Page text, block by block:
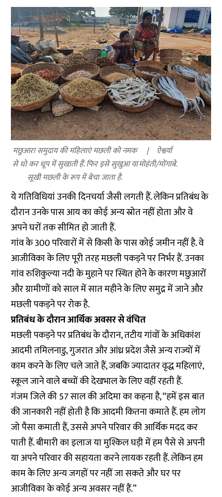
मछुआरा समुदाय की महिलाएं मछली को नमक
से धो कर धूप में सुखाती हैं. फिर इसे सुखुआ या
सूखी मछली के रूप में बेचा जाता है.
ऐश्वर्या
मोहंती/मोंगाबे.
ये गतिविधियां उनकी दिनचर्या जैसी लगती हैं. लेकिन प्रतिबंध के
दौरान उनके पास आय का कोई अन्य स्रोत नहीं होता और वे
अपने घरों तक सीमित हो जाती हैं.
गांव के 300 परिवारों में से किसी के पास कोई जमीन नहीं है. वे
आजीविका के लिए पूरी तरह मछली पकड़ने पर निर्भर हैं. उनका
गांव रुशिकुल्या नदी के मुहाने पर स्थित होने के कारण मछुआरों
और ग्रामीणों को साल में सात महीने के लिए समुद्र में जाने और
मछली पकड़ने पर रोक है.
प्रतिबंध के दौरान आर्थिक अवसर से वंचित
मछली पकड़ने पर प्रतिबंध के दौरान, तटीय गांवों के अधिकांश
आदमी तमिलनाडु, गुजरात और आंध्र प्रदेश जैसे अन्य राज्यों में
काम करने के लिए चले जाते हैं, जबकि ज्यादातर वृद्ध महिलाएं,
स्कूल जाने वाले बच्चों की देखभाल के लिए वहीं रहती हैं.
गंजम जिले की 57 साल की अदिमा का कहना है, “हमें इस बात
की जानकारी नहीं होती है कि आदमी कितना कमाते हैं. हम लोग
जो पैसा कमाती हैं, उससे अपने परिवार की आर्थिक मदद कर
पाती हैं. बीमारी का इलाज या मुश्किल घड़ी में हम पैसे से अपनी
या अपने परिवार की सहायता करने लायक रहती हैं. लेकिन हम
काम के लिए अन्य जगहों पर नहीं जा सकते और घर पर
आजीविका के कोई अन्य अवसर नहीं हैं.”